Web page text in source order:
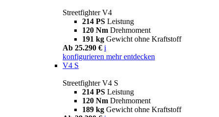
Streetfighter V4
214 PS Leistung
120 Nm Drehmoment
191 kg Gewicht ohne Kraftstoff
Ab 25.290 € i
konfigurieren mehr entdecken
V4 S
Streetfighter V4 S
214 PS Leistung
120 Nm Drehmoment
189 kg Gewicht ohne Kraftstoff